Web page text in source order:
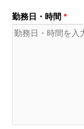
勤務日・時間 *